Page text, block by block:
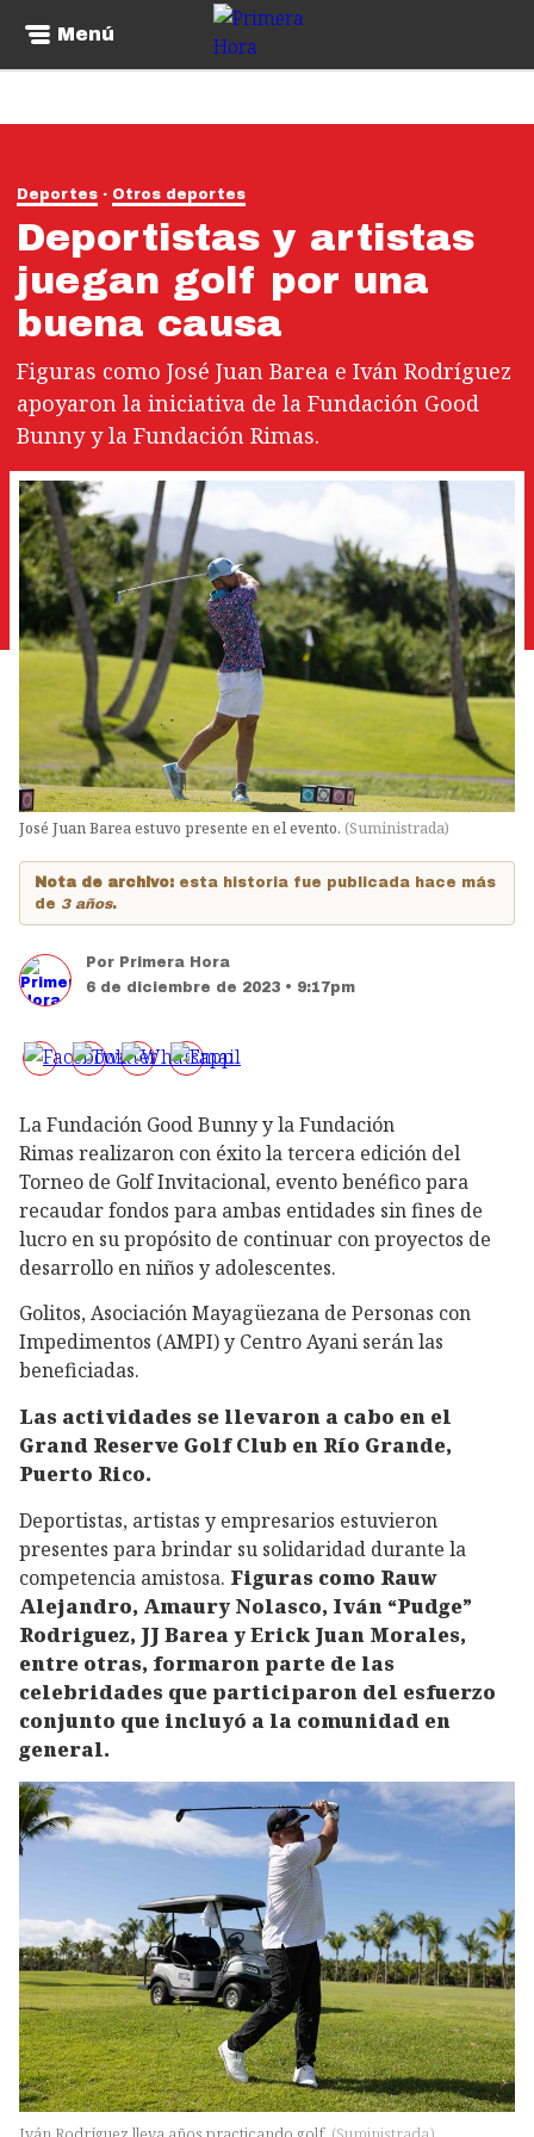
Menú
Deportes Otros deportes
Deportistas y artistas
juegan golf por una
buena causa
Figuras como José Juan Barea e Iván Rodríguez
apoyaron la iniciativa de la Fundación Good
Bunny y la Fundación Rimas.
José Juan Barea estuvo presente en el evento. (Suministrada)
Nota de archivo: esta historia fue publicada hace más
de 3 años.
Por Primera Hora
6 de diciembre de 2023 • 9:17pm
La Fundación Good Bunny y la Fundación
Rimas realizaron con éxito la tercera edición del
Torneo de Golf Invitacional, evento benéfico para
recaudar fondos para ambas entidades sin fines de
lucro en su propósito de continuar con proyectos de
desarrollo en niños y adolescentes.
Golitos, Asociación Mayagüezana de Personas con
Impedimentos (AMPI) y Centro Ayani serán las
beneficiadas.
Las actividades se llevaron a cabo en el
Grand Reserve Golf Club en Río Grande,
Puerto Rico.
Deportistas, artistas y empresarios estuvieron
presentes para brindar su solidaridad durante la
competencia amistosa. Figuras como Rauw
Alejandro, Amaury Nolasco, Iván “Pudge”
Rodriguez, JJ Barea y Erick Juan Morales,
entre otras, formaron parte de las
celebridades que participaron del esfuerzo
conjunto que incluyó a la comunidad en
general.